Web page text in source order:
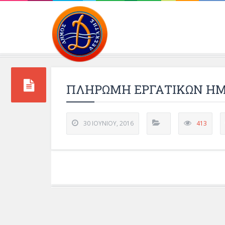
ΠΛΗΡΩΜΗ ΕΡΓΑΤΙΚΩΝ
30 ΙΟΥΝΊΟΥ, 2016 413